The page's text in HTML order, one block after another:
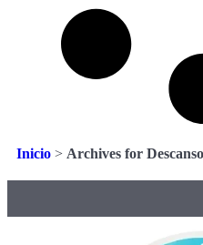
Inicio > Archives for